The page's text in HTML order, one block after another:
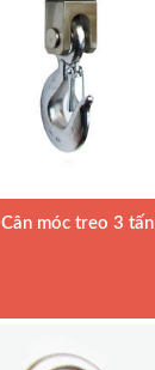
Cân móc treo 3 tấn